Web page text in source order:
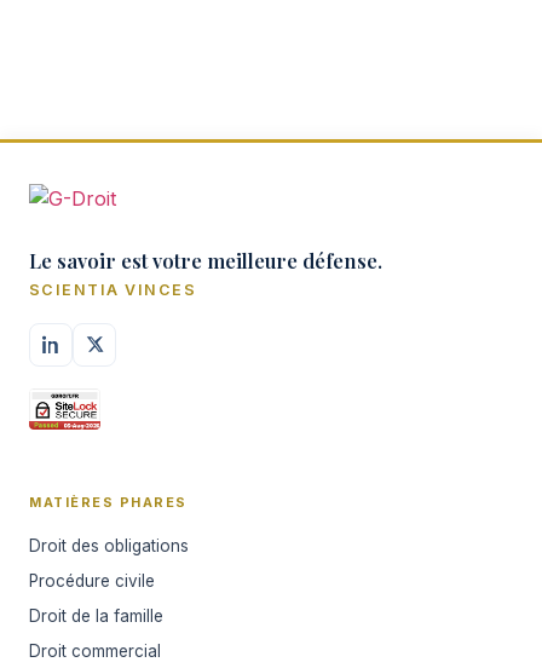
Le savoir est votre meilleure défense.
SCIENTIA VINCES
MATIÈRES PHARES
Droit des obligations
Procédure civile
Droit de la famille
Droit commercial